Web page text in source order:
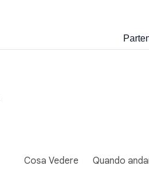
Cosa Vedere Quando